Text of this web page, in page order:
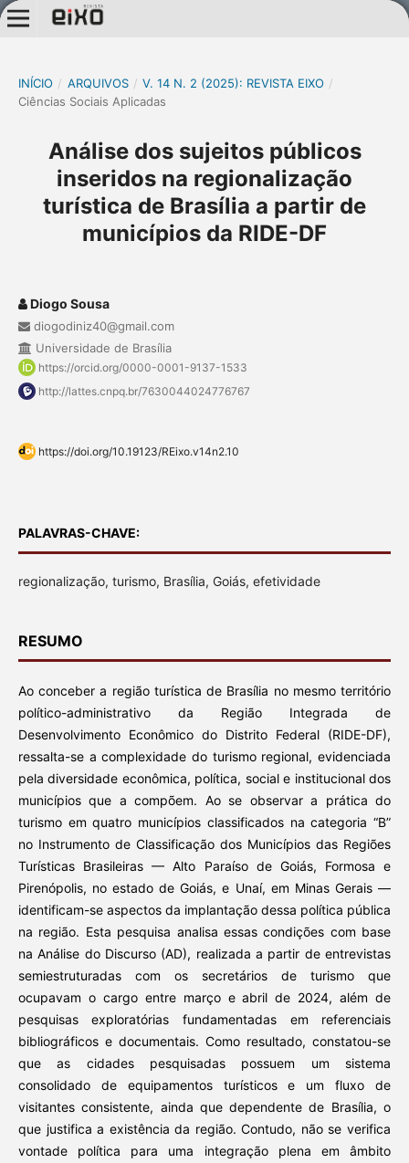
INÍCIO / ARQUIVOS / V. 14 N. 2 (2025): REVISTA EIXO /
Ciências Sociais Aplicadas
Análise dos sujeitos públicos
inseridos na regionalização
turística de Brasília a partir de
municípios da RIDE-DF
Diogo Sousa
diogodiniz40@gmail.com
Universidade de Brasília
https://orcid.org/0000-0001-9137-1533
http://lattes.cnpq.br/7630044024776767
https://doi.org/10.19123/REixo.v14n2.10
PALAVRAS-CHAVE:
regionalização, turismo, Brasília, Goiás, efetividade
RESUMO
Ao conceber a região turística de Brasília no mesmo território
político-administrativo da Região Integrada de
Desenvolvimento Econômico do Distrito Federal (RIDE-DF),
ressalta-se a complexidade do turismo regional, evidenciada
pela diversidade econômica, política, social e institucional dos
municípios que a compõem. Ao se observar a prática do
turismo em quatro municípios classificados na categoria “B”
no Instrumento de Classificação dos Municípios das Regiões
Turísticas Brasileiras — Alto Paraíso de Goiás, Formosa e
Pirenópolis, no estado de Goiás, e Unaí, em Minas Gerais —
identificam-se aspectos da implantação dessa política pública
na região. Esta pesquisa analisa essas condições com base
na Análise do Discurso (AD), realizada a partir de entrevistas
semiestruturadas com os secretários de turismo que
ocupavam o cargo entre março e abril de 2024, além de
pesquisas exploratórias fundamentadas em referenciais
bibliográficos e documentais. Como resultado, constatou-se
que as cidades pesquisadas possuem um sistema
consolidado de equipamentos turísticos e um fluxo de
visitantes consistente, ainda que dependente de Brasília, o
que justifica a existência da região. Contudo, não se verifica
vontade política para uma integração plena em âmbito